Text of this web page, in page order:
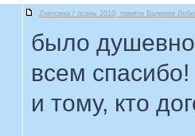
Zнятовка / осень 2010, памяти Валерия
было
всем спасибо!
и тому, кто